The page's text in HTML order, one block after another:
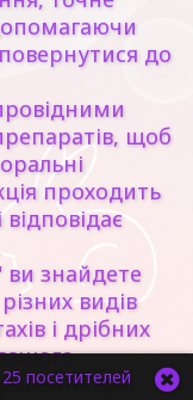
до
щоб
проходить
ви знайдете
видів
і дрібних
для
посетителей